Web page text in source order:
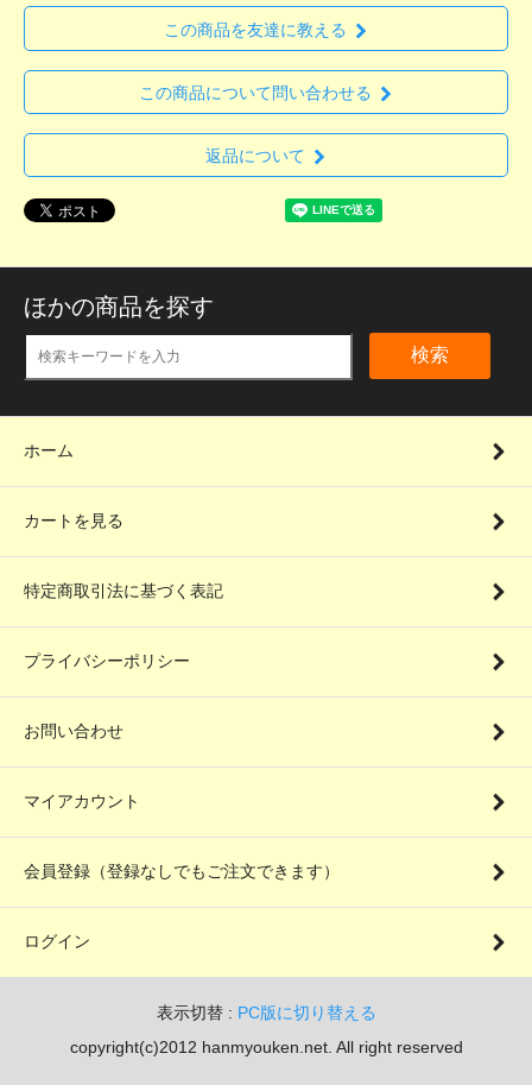
この商品を友達に教える
この商品について問い合わせる
返品について
ほかの商品を探す
検索
ホーム
カートを見る
特定商取引法に基づく表記
プライバシーポリシー
お問い合わせ
マイアカウント
会員登録（登録なしでもご注文できます）
ログイン
表示切替 : PC版に切り替える
copyright(c)2012 hanmyouken.net. All right reserved